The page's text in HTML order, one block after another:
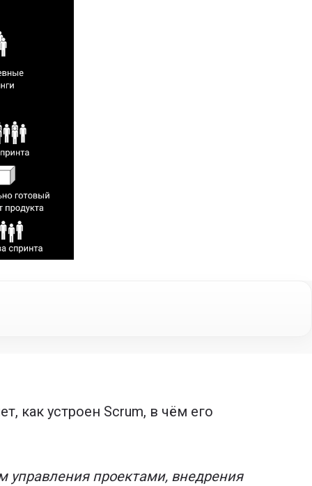
как устроен Scrum, в чём его
управления проектами, внедрения